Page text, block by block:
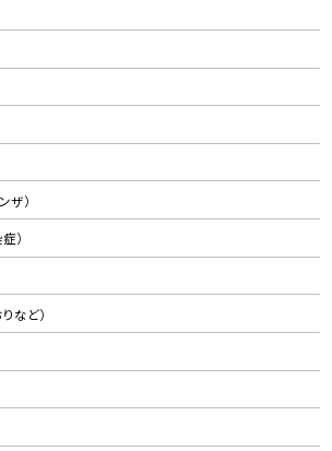
ザ）
）
など）